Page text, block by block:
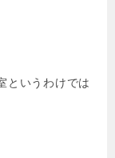
というわけでは